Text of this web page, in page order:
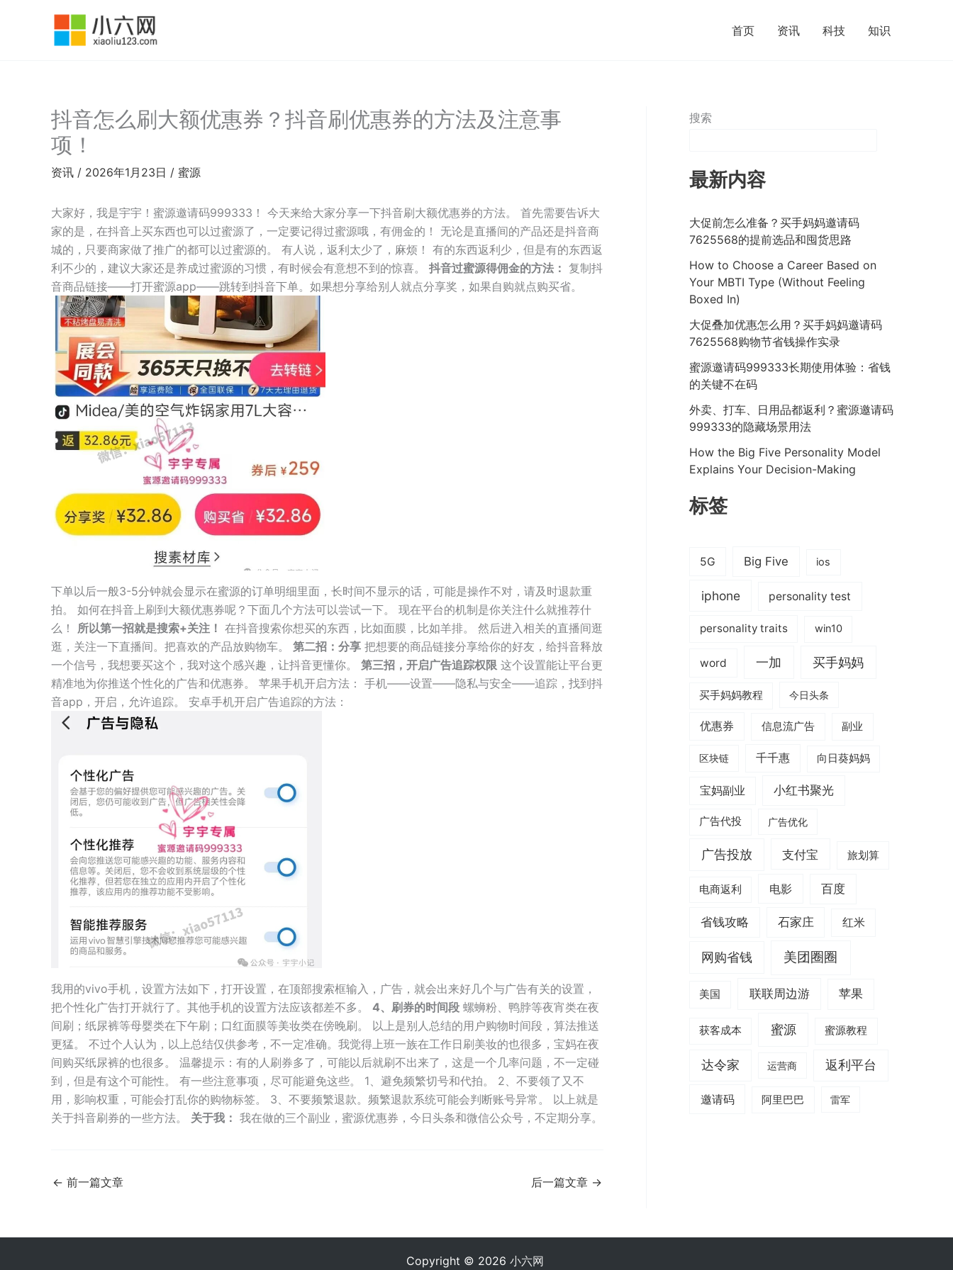
首页 资讯 科技 知识
抖音怎么刷大额优惠券？抖音刷优惠券的方法及注意事
项！
资讯 / 2026年1月23日 / 蜜源
大家好，我是宇宇！蜜源邀请码999333！ 今天来给大家分享一下抖音刷大额优惠券的方法。 首先需要告诉大
家的是，在抖音上买东西也可以过蜜源了，一定要记得过蜜源哦，有佣金的！ 无论是直播间的产品还是抖音商
城的，只要商家做了推广的都可以过蜜源的。 有人说，返利太少了，麻烦！ 有的东西返利少，但是有的东西返
利不少的，建议大家还是养成过蜜源的习惯，有时候会有意想不到的惊喜。 抖音过蜜源得佣金的方法： 复制抖
音商品链接——打开蜜源app——跳转到抖音下单。如果想分享给别人就点分享奖，如果自购就点购买省。
下单以后一般3-5分钟就会显示在蜜源的订单明细里面，长时间不显示的话，可能是操作不对，请及时退款重
拍。 如何在抖音上刷到大额优惠券呢？下面几个方法可以尝试一下。 现在平台的机制是你关注什么就推荐什
么！ 所以第一招就是搜索+关注！ 在抖音搜索你想买的东西，比如面膜，比如羊排。 然后进入相关的直播间逛
逛，关注一下直播间。把喜欢的产品放购物车。 第二招：分享 把想要的商品链接分享给你的好友，给抖音释放
一个信号，我想要买这个，我对这个感兴趣，让抖音更懂你。 第三招，开启广告追踪权限 这个设置能让平台更
精准地为你推送个性化的广告和优惠券。 苹果手机开启方法： 手机——设置——隐私与安全——追踪，找到抖
音app，开启，允许追踪。 安卓手机开启广告追踪的方法：
我用的vivo手机，设置方法如下，打开设置，在顶部搜索框输入，广告，就会出来好几个与广告有关的设置，
把个性化广告打开就行了。其他手机的设置方法应该都差不多。 4、刷券的时间段 螺蛳粉、鸭脖等夜宵类在夜
间刷；纸尿裤等母婴类在下午刷；口红面膜等美妆类在傍晚刷。 以上是别人总结的用户购物时间段，算法推送
更猛。 不过个人认为，以上总结仅供参考，不一定准确。我觉得上班一族在工作日刷美妆的也很多，宝妈在夜
间购买纸尿裤的也很多。 温馨提示：有的人刷券多了，可能以后就刷不出来了，这是一个几率问题，不一定碰
到，但是有这个可能性。 有一些注意事项，尽可能避免这些。 1、避免频繁切号和代拍。 2、不要领了又不
用，影响权重，可能会打乱你的购物标签。 3、不要频繁退款。频繁退款系统可能会判断账号异常。 以上就是
关于抖音刷券的一些方法。 关于我： 我在做的三个副业，蜜源优惠券，今日头条和微信公众号，不定期分享。
← 前一篇文章 后一篇文章 →
搜索
最新内容
大促前怎么准备？买手妈妈邀请码
7625568的提前选品和囤货思路
How to Choose a Career Based on
Your MBTI Type (Without Feeling
Boxed In)
大促叠加优惠怎么用？买手妈妈邀请码
7625568购物节省钱操作实录
蜜源邀请码999333长期使用体验：省钱
的关键不在码
外卖、打车、日用品都返利？蜜源邀请码
999333的隐藏场景用法
How the Big Five Personality Model
Explains Your Decision-Making
标签
5G Big Five ios
iphone personality test
personality traits win10
word 一加 买手妈妈
买手妈妈教程 今日头条
优惠券 信息流广告 副业
区块链 千千惠 向日葵妈妈
宝妈副业 小红书聚光
广告代投 广告优化
广告投放 支付宝 旅划算
电商返利 电影 百度
省钱攻略 石家庄 红米
网购省钱 美团圈圈
美国 联联周边游 苹果
获客成本 蜜源 蜜源教程
达令家 运营商 返利平台
邀请码 阿里巴巴 雷军
Copyright © 2026 小六网